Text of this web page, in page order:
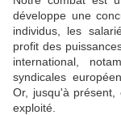
développe une
individus, les
profit des
international,
syndicales
Or, jusqu'à
exploité.